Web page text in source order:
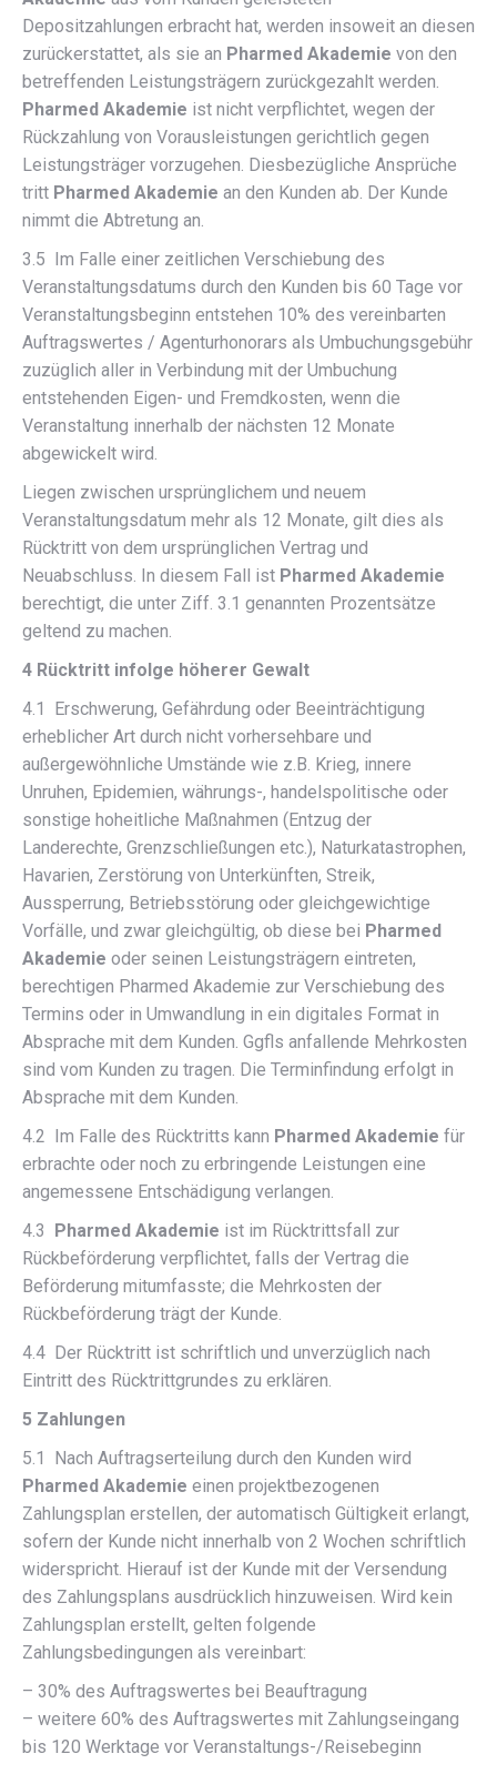
Depositzahlungen erbracht hat, werden insoweit an diesen
zurückerstattet, als sie an Pharmed Akademie von den
betreffenden Leistungsträgern zurückgezahlt werden.
Pharmed Akademie ist nicht verpflichtet, wegen der
Rückzahlung von Vorausleistungen gerichtlich gegen
Leistungsträger vorzugehen. Diesbezügliche Ansprüche
tritt Pharmed Akademie an den Kunden ab. Der Kunde
nimmt die Abtretung an.
3.5 Im Falle einer zeitlichen Verschiebung des
Veranstaltungsdatums durch den Kunden bis 60 Tage vor
Veranstaltungsbeginn entstehen 10% des vereinbarten
Auftragswertes / Agenturhonorars als Umbuchungsgebühr
zuzüglich aller in Verbindung mit der Umbuchung
entstehenden Eigen- und Fremdkosten, wenn die
Veranstaltung innerhalb der nächsten 12 Monate
abgewickelt wird.
Liegen zwischen ursprünglichem und neuem
Veranstaltungsdatum mehr als 12 Monate, gilt dies als
Rücktritt von dem ursprünglichen Vertrag und
Neuabschluss. In diesem Fall ist Pharmed Akademie
berechtigt, die unter Ziff. 3.1 genannten Prozentsätze
geltend zu machen.
4 Rücktritt infolge höherer Gewalt
4.1 Erschwerung, Gefährdung oder Beeinträchtigung
erheblicher Art durch nicht vorhersehbare und
außergewöhnliche Umstände wie z.B. Krieg, innere
Unruhen, Epidemien, währungs-, handelspolitische oder
sonstige hoheitliche Maßnahmen (Entzug der
Landerechte, Grenzschließungen etc.), Naturkatastrophen,
Havarien, Zerstörung von Unterkünften, Streik,
Aussperrung, Betriebsstörung oder gleichgewichtige
Vorfälle, und zwar gleichgültig, ob diese bei Pharmed
Akademie oder seinen Leistungsträgern eintreten,
berechtigen Pharmed Akademie zur Verschiebung des
Termins oder in Umwandlung in ein digitales Format in
Absprache mit dem Kunden. Ggfls anfallende Mehrkosten
sind vom Kunden zu tragen. Die Terminfindung erfolgt in
Absprache mit dem Kunden.
4.2 Im Falle des Rücktritts kann Pharmed Akademie für
erbrachte oder noch zu erbringende Leistungen eine
angemessene Entschädigung verlangen.
4.3 Pharmed Akademie ist im Rücktrittsfall zur
Rückbeförderung verpflichtet, falls der Vertrag die
Beförderung mitumfasste; die Mehrkosten der
Rückbeförderung trägt der Kunde.
4.4 Der Rücktritt ist schriftlich und unverzüglich nach
Eintritt des Rücktrittgrundes zu erklären.
5 Zahlungen
5.1 Nach Auftragserteilung durch den Kunden wird
Pharmed Akademie einen projektbezogenen
Zahlungsplan erstellen, der automatisch Gültigkeit erlangt,
sofern der Kunde nicht innerhalb von 2 Wochen schriftlich
widerspricht. Hierauf ist der Kunde mit der Versendung
des Zahlungsplans ausdrücklich hinzuweisen. Wird kein
Zahlungsplan erstellt, gelten folgende
Zahlungsbedingungen als vereinbart:
– 30% des Auftragswertes bei Beauftragung
– weitere 60% des Auftragswertes mit Zahlungseingang
bis 120 Werktage vor Veranstaltungs-/Reisebeginn